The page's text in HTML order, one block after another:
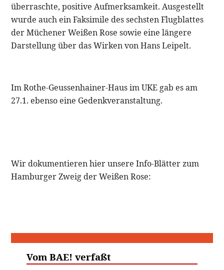
überraschte, positive Aufmerksamkeit. Ausgestellt
wurde auch ein Faksimile des sechsten Flugblattes
der Müchener Weißen Rose sowie eine längere
Darstellung über das Wirken von Hans Leipelt.
Im Rothe-Geussenhainer-Haus im UKE gab es am
27.1. ebenso eine Gedenkveranstaltung.
Wir dokumentieren hier unsere Info-Blätter zum
Hamburger Zweig der Weißen Rose:
Vom BAE! verfaßt